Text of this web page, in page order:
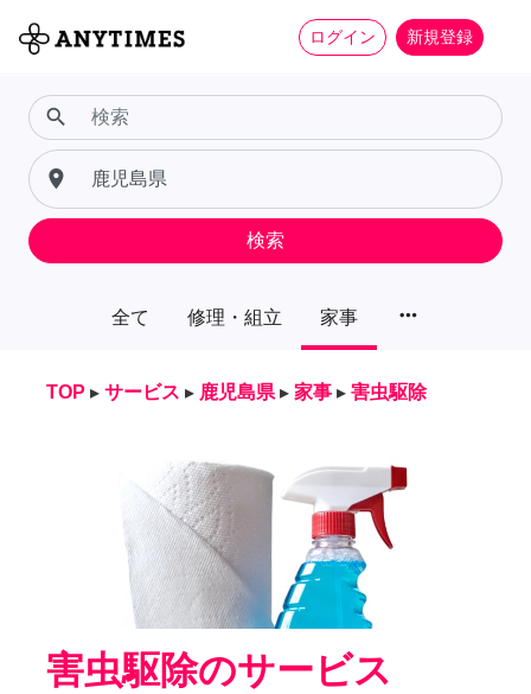
ログイン 新規登録
全て 修理・組立 家事 more_horiz
search
place
検索
TOP ▸ サービス ▸ 鹿児島県 ▸ 家事 ▸ 害虫駆除
害虫駆除のサービス